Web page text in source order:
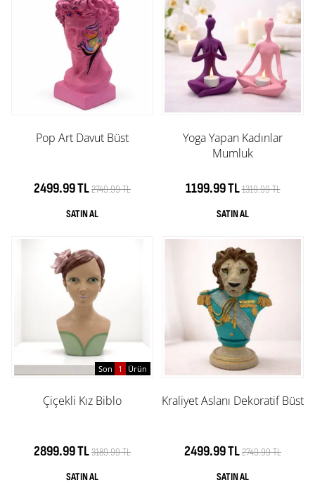
Pop Art Davut Büst
2499.99 TL2749.99 TL
Yoga Yapan Kadınlar
Mumluk
1199.99 TL1319.99 TL
Son 1 Ürün
Çiçekli Kız Biblo
2899.99 TL3189.99 TL
Kraliyet Aslanı Dekoratif Büst
2499.99 TL2749.99 TL